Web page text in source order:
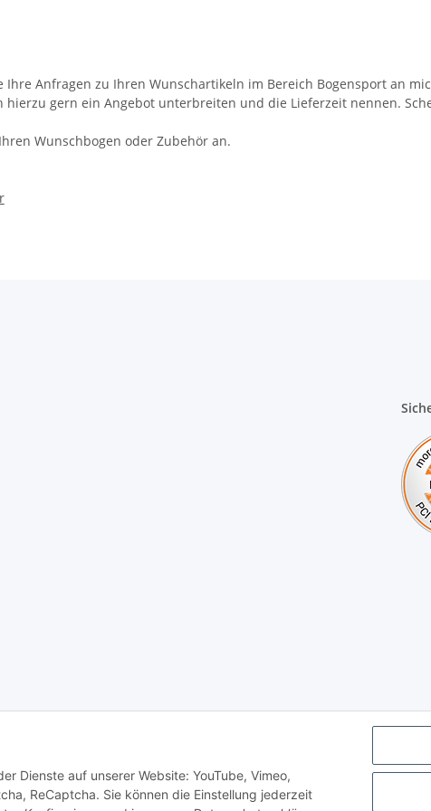
Dienste auf unserer Website: YouTube, Vimeo,
ReCaptcha. Sie können die Einstellung jederzeit
Ihre Anfragen zu Ihren Wunschartikeln im Bereich Bogensport an
hierzu gern ein Angebot unterbreiten und die Lieferzeit nennen.
Wunschbogen oder Zubehör an.